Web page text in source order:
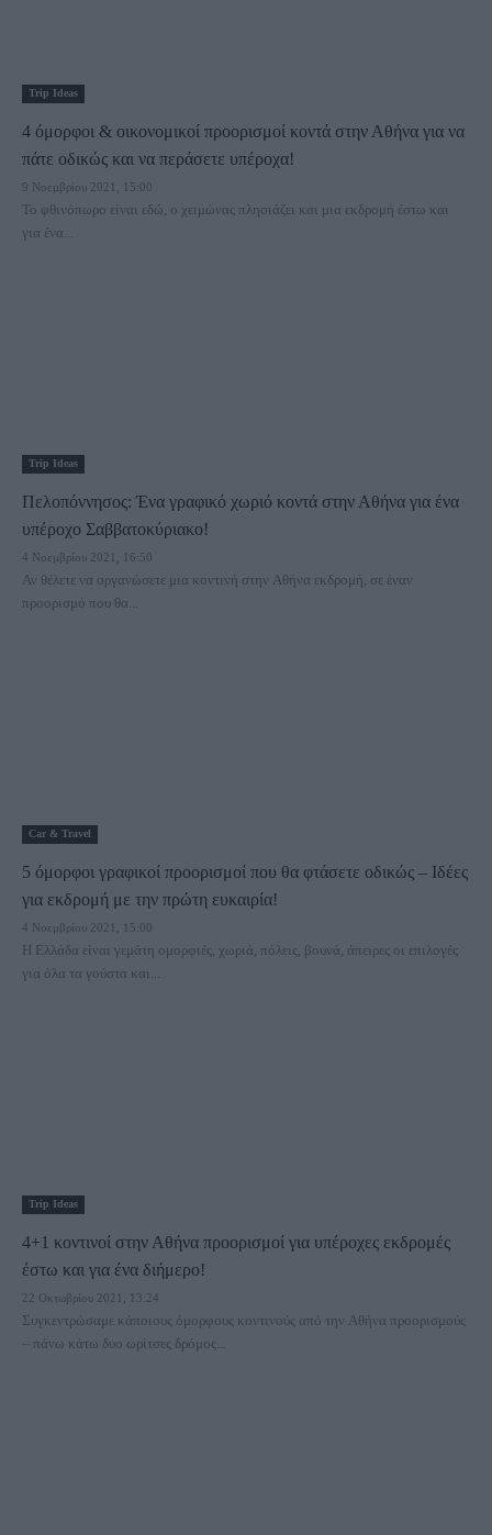
Trip Ideas
4 όμορφοι & οικονομικοί προορισμοί κοντά στην Αθήνα για να
πάτε οδικώς και να περάσετε υπέροχα!
9 Νοεμβρίου 2021, 15:00
Το φθινόπωρο είναι εδώ, ο χειμώνας πλησιάζει και μια εκδρομή έστω και
για ένα...
Trip Ideas
Πελοπόννησος: Ένα γραφικό χωριό κοντά στην Αθήνα για ένα
υπέροχο Σαββατοκύριακο!
4 Νοεμβρίου 2021, 16:50
Αν θέλετε να οργανώσετε μια κοντινή στην Αθήνα εκδρομή, σε έναν
προορισμό που θα...
Car & Travel
5 όμορφοι γραφικοί προορισμοί που θα φτάσετε οδικώς – Ιδέες
για εκδρομή με την πρώτη ευκαιρία!
4 Νοεμβρίου 2021, 15:00
Η Ελλάδα είναι γεμάτη ομορφιές, χωριά, πόλεις, βουνά, άπειρες οι επιλογές
για όλα τα γούστα και...
Trip Ideas
4+1 κοντινοί στην Αθήνα προορισμοί για υπέροχες εκδρομές
έστω και για ένα διήμερο!
22 Οκτωβρίου 2021, 13:24
Συγκεντρώσαμε κάποιους όμορφους κοντινούς από την Αθήνα προορισμούς
– πάνω κάτω δυο ωρίτσες δρόμος...